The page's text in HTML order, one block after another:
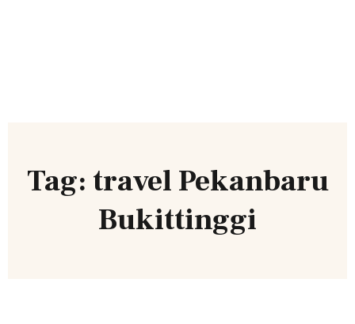
Tag: travel Pekanbaru
Bukittinggi